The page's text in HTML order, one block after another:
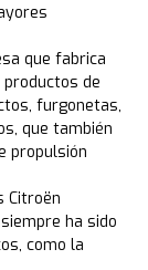
que fabrica
de
furgonetas,
que también
propulsión
Citroën
ha sido
como la